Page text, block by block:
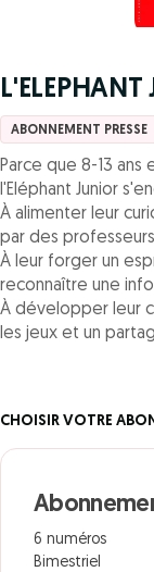
L'ELEPHANT
ABONNEMENT PRESSE
Parce que 8-13
l'Eléphant Junior
À alimenter leur
par des
À leur forger un
reconnaître une
À développer leur
les jeux et un
CHOISIR VOTRE
6 numéros
Bimestriel